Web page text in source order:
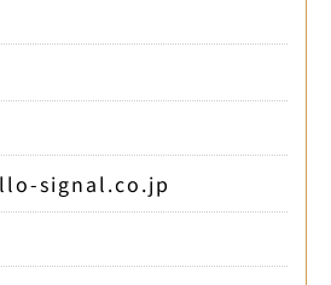
signal.co.jp